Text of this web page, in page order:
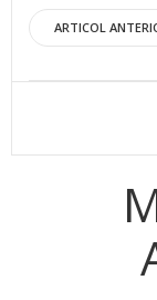
Post
ARTICOL